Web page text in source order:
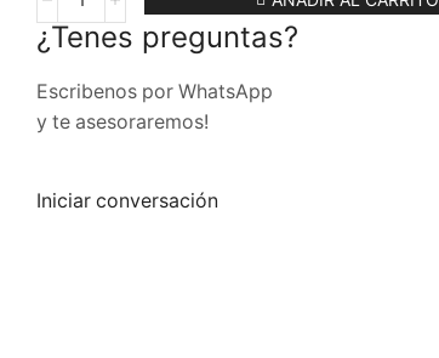
¿Tenes preguntas?
Escribenos por WhatsApp
y te asesoraremos!
Iniciar conversación